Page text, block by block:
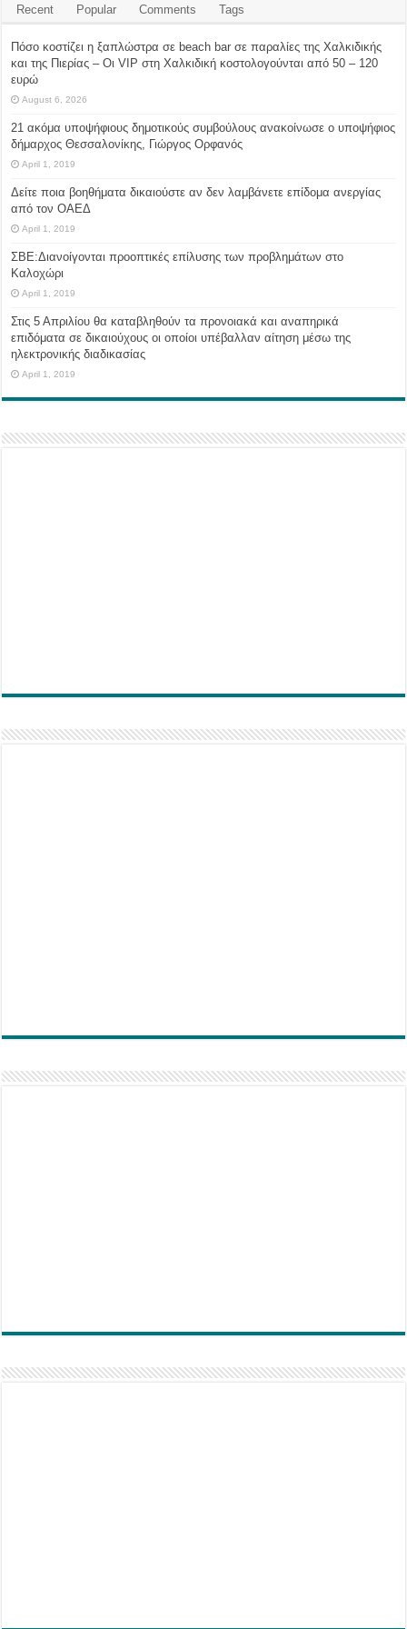
Recent Popular Comments Tags
Πόσο κοστίζει η ξαπλώστρα σε beach bar σε παραλίες της Χαλκιδικής
και της Πιερίας – Οι VIP στη Χαλκιδική κοστολογούνται από 50 – 120
ευρώ
August 6, 2026
21 ακόμα υποψήφιους δημοτικούς συμβούλους ανακοίνωσε ο υποψήφιος
δήμαρχος Θεσσαλονίκης, Γιώργος Ορφανός
April 1, 2019
Δείτε ποια βοηθήματα δικαιούστε αν δεν λαμβάνετε επίδομα ανεργίας
από τον ΟΑΕΔ
April 1, 2019
ΣΒΕ:Διανοίγονται προοπτικές επίλυσης των προβλημάτων στο
Καλοχώρι
April 1, 2019
Στις 5 Απριλίου θα καταβληθούν τα προνοιακά και αναπηρικά
επιδόματα σε δικαιούχους οι οποίοι υπέβαλλαν αίτηση μέσω της
ηλεκτρονικής διαδικασίας
April 1, 2019